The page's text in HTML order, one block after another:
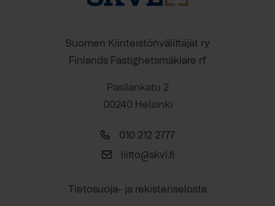
Suomen Kiinteistönvälittäjät ry
Finlands Fastighetsmäklare rf
Pasilankatu 2
00240 Helsinki
010 212 2777
liitto@skvl.fi
Tietosuoja- ja rekisteriseloste